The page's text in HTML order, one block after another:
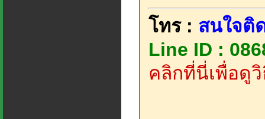
โทร : สนใจติ
Line ID :
คลิกที่นี่เพื่อดูวิ